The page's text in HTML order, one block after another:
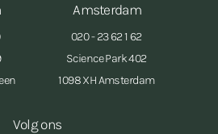
Amsterdam
020 - 23 62 1 62
Science Park 402
1098 XH Amsterdam
Volg ons